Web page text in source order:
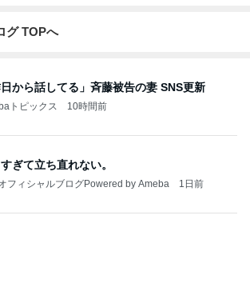
グ TOPへ
日から話してる」斉藤被告の妻 SNS更新
トピックス 10時間前
ぎて立ち直れない。
フィシャルブログPowered by Ameba 1日前